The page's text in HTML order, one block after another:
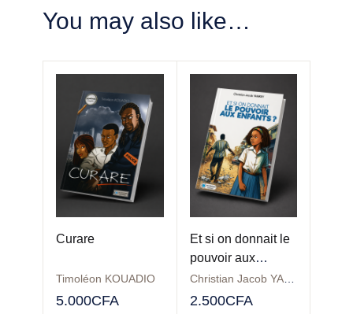
You may also like…
Curare
Timoléon KOUADIO
5.000CFA
Et si on donnait le
pouvoir aux
enfants?
Christian Jacob YANKEY
2.500CFA